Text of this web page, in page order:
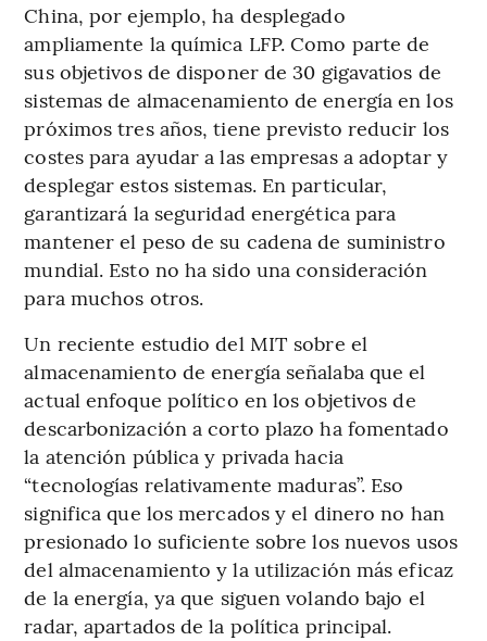
China, por ejemplo, ha desplegado
ampliamente la química LFP. Como parte de
sus objetivos de disponer de 30 gigavatios de
sistemas de almacenamiento de energía en los
próximos tres años, tiene previsto reducir los
costes para ayudar a las empresas a adoptar y
desplegar estos sistemas. En particular,
garantizará la seguridad energética para
mantener el peso de su cadena de suministro
mundial. Esto no ha sido una consideración
para muchos otros.
Un reciente estudio del MIT sobre el
almacenamiento de energía señalaba que el
actual enfoque político en los objetivos de
descarbonización a corto plazo ha fomentado
la atención pública y privada hacia
“tecnologías relativamente maduras”. Eso
significa que los mercados y el dinero no han
presionado lo suficiente sobre los nuevos usos
del almacenamiento y la utilización más eficaz
de la energía, ya que siguen volando bajo el
radar, apartados de la política principal.